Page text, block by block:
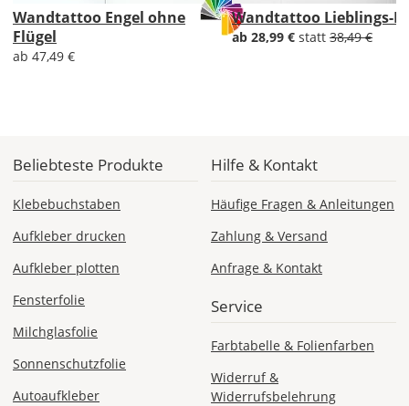
Di., 18.08. -
Sa., 22.08.
1,99 EUR
Priority
Deutschland
Fr., 14.08. - Di.,
18.08.
ab 7,98
Produktionsaufschlag
Versandkosten 1,99
Wandtattoo Engel ohne
Flügel
ab 47,49 €
Wandtattoo Lieblings-
ab 28,99 € statt 38,49 €
Beliebteste Produkte
Klebebuchstaben
Aufkleber drucken
Aufkleber plotten
Fensterfolie
Milchglasfolie
Sonnenschutzfolie
Autoaufkleber
Hilfe & Kontakt
Häufige Fragen & Anleitungen
Zahlung & Versand
Anfrage & Kontakt
Service
Farbtabelle & Folienfarben
Widerruf &
Widerrufsbelehrung